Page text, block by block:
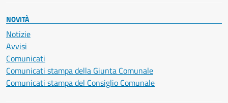
NOVITÀ
Notizie
Avvisi
Comunicati
Comunicati stampa della Giunta Comunale
Comunicati stampa del Consiglio Comunale